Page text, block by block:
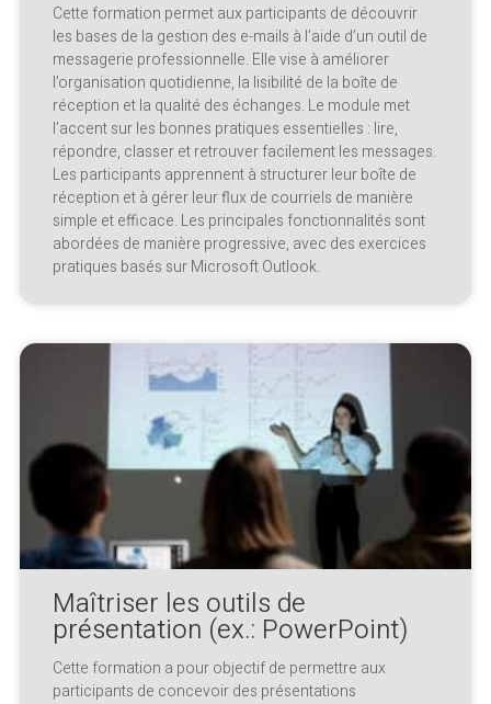
Cette formation permet aux participants de découvrir
les bases de la gestion des e-mails à l’aide d’un outil de
messagerie professionnelle. Elle vise à améliorer
l’organisation quotidienne, la lisibilité de la boîte de
réception et la qualité des échanges. Le module met
l’accent sur les bonnes pratiques essentielles : lire,
répondre, classer et retrouver facilement les messages.
Les participants apprennent à structurer leur boîte de
réception et à gérer leur flux de courriels de manière
simple et efficace. Les principales fonctionnalités sont
abordées de manière progressive, avec des exercices
pratiques basés sur Microsoft Outlook.
Maîtriser les outils de
présentation (ex.: PowerPoint)
Cette formation a pour objectif de permettre aux
participants de concevoir des présentations